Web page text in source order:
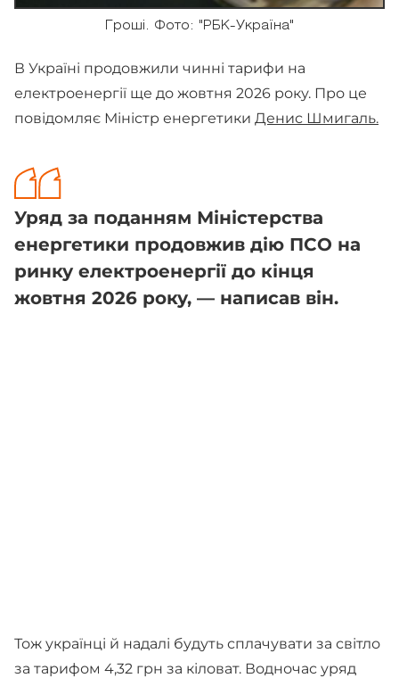
Гроші. Фото: "РБК-Україна"
В Україні продовжили чинні тарифи на
електроенергії ще до жовтня 2026 року. Про це
повідомляє Міністр енергетики Денис Шмигаль.
Уряд за поданням Міністерства
енергетики продовжив дію ПСО на
ринку електроенергії до кінця
жовтня 2026 року, — написав він.
Тож українці й надалі будуть сплачувати за світло
за тарифом 4,32 грн за кіловат. Водночас уряд